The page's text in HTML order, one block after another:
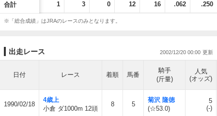
合計 1 3 0 12 16 .062 .250
※「総合成績」はJRAのレースのみとなります。
出走レース 2002/12/20 00:00
日付 レース 着順 馬番
騎手
(斤量)
人気
(オッズ)
1990/02/18
4歳上
小倉 ダ1000m 12頭
8 5
菊沢 隆徳
(☆53.0)
5
(-)